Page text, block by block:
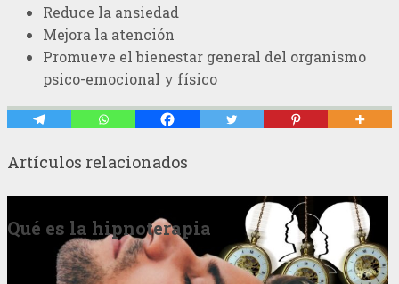
Reduce la ansiedad
Mejora la atención
Promueve el bienestar general del organismo
psico-emocional y físico
Artículos relacionados
Qué es la hipnoterapia